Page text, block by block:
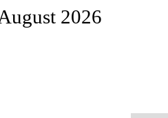
2026